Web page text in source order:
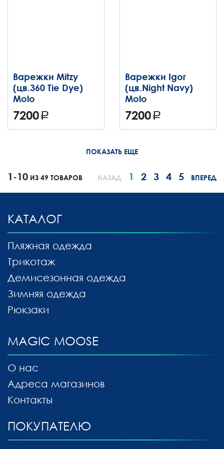
Варежки Mitzy
(цв.360 Tie Dye)
Molo
7200
Варежки Igor
(цв.Night Navy)
Molo
7200
1-10 ИЗ 49 ТОВАРОВ
ПОКАЗАТЬ ЕЩЕ
НАЗАД 1 2 3 4 5 ВПЕРЕД
MAGIC MOOSE
О нас
Адреса магазинов
Контакты
КАТАЛОГ
Пляжная одежда
Трикотаж
Демисезонная одежда
Зимняя одежда
Рюкзаки
ПОКУПАТЕЛЮ